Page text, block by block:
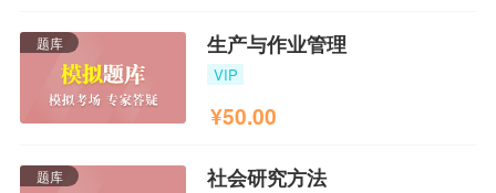
题库 生产与作业管理
VIP
¥50.00
题库 社会研究方法